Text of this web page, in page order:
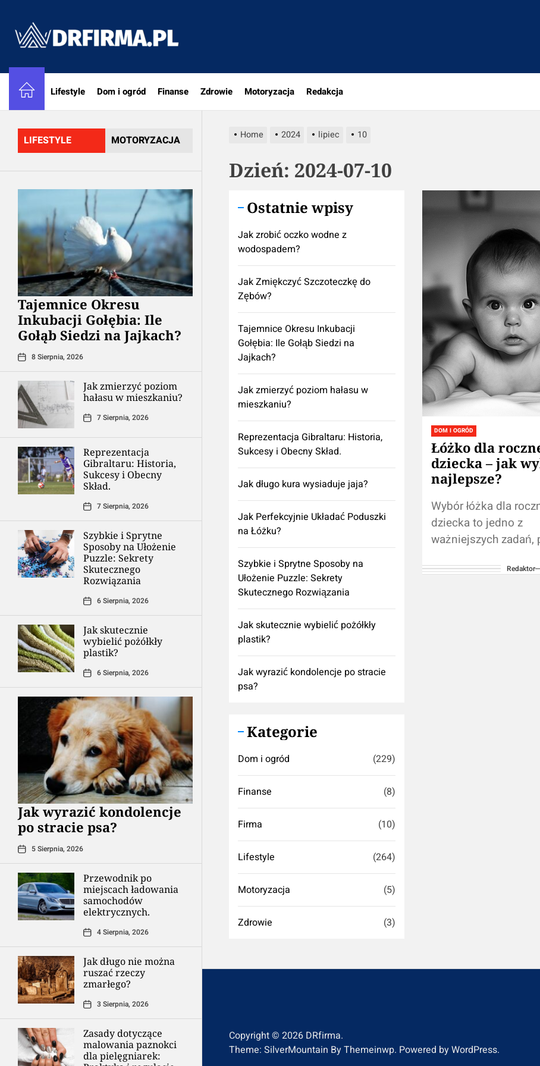
content
Lifestyle Dom i ogród Finanse Zdrowie Motoryzacja Redakcja
LIFESTYLE MOTORYZACJA
Tajemnice Okresu
Inkubacji Gołębia: Ile
Gołąb Siedzi na Jajkach?
8 Sierpnia, 2026
Jak zmierzyć poziom
hałasu w mieszkaniu?
7 Sierpnia, 2026
Reprezentacja
Gibraltaru: Historia,
Sukcesy i Obecny
Skład.
7 Sierpnia, 2026
Szybkie i Sprytne
Sposoby na Ułożenie
Puzzle: Sekrety
Skutecznego
Rozwiązania
6 Sierpnia, 2026
Jak skutecznie
wybielić pożółkły
plastik?
6 Sierpnia, 2026
Jak wyrazić kondolencje
po stracie psa?
5 Sierpnia, 2026
Przewodnik po
miejscach ładowania
samochodów
elektrycznych.
4 Sierpnia, 2026
Jak długo nie można
ruszać rzeczy
zmarłego?
3 Sierpnia, 2026
Zasady dotyczące
malowania paznokci
dla pielęgniarek:
Home 2024 lipiec 10
Dzień: 2024-07-10
DOM I OGRÓD
Łóżko dla
dziecka – jak
najlepsze?
Wybór łóżka dla
dziecka to jedno z
ważniejszych zadań,
własne łóżko to nie
Redaktor
Ostatnie wpisy
Jak zrobić oczko wodne z
wodospadem?
Jak Zmiękczyć Szczoteczkę do
Zębów?
Tajemnice Okresu Inkubacji
Gołębia: Ile Gołąb Siedzi na
Jajkach?
Jak zmierzyć poziom hałasu w
mieszkaniu?
Reprezentacja Gibraltaru: Historia,
Sukcesy i Obecny Skład.
Jak długo kura wysiaduje jaja?
Jak Perfekcyjnie Układać Poduszki
na Łóżku?
Szybkie i Sprytne Sposoby na
Ułożenie Puzzle: Sekrety
Skutecznego Rozwiązania
Jak skutecznie wybielić pożółkły
plastik?
Jak wyrazić kondolencje po stracie
psa?
Kategorie
Dom i ogród (229)
Finanse (8)
Firma (10)
Lifestyle (264)
Motoryzacja (5)
Zdrowie (3)
Copyright © 2026 DRfirma.
Theme: SilverMountain ByThemeinwp. Powered byWordPress.